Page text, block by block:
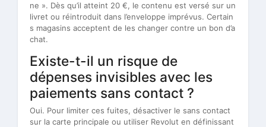
ne ». Dès qu’il atteint 20 €, le contenu est versé sur un
livret ou réintroduit dans l’enveloppe imprévus. Certain
s magasins acceptent de les changer contre un bon d’a
chat.
Existe-t-il un risque de
dépenses invisibles avec les
paiements sans contact ?
Oui. Pour limiter ces fuites, désactiver le sans contact
sur la carte principale ou utiliser Revolut en définissant